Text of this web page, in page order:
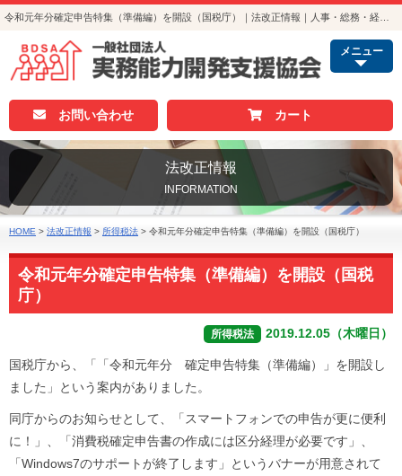
メニュー
お問い合わせ カート
法改正情報
INFORMATION
HOME > 法改正情報 > 所得税法 > 令和元年分確定申告特集（準備編）を開設（国税庁）
令和元年分確定申告特集（準備編）を開設（国税
庁）
所得税法 2019.12.05（木曜日）
国税庁から、「「令和元年分 確定申告特集（準備編）」を開設し
ました」という案内がありました。
同庁からのお知らせとして、「スマートフォンでの申告が更に便利
に！」、「消費税確定申告書の作成には区分経理が必要です」、
「Windows7のサポートが終了します」というバナーが用意されて